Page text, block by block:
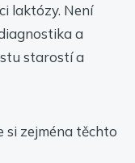
laktózy. Není
a
starostí a
si zejména těchto